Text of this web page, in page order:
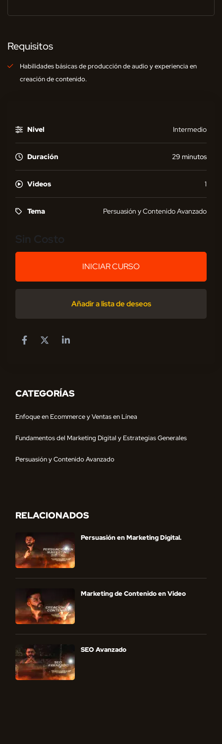
Requisitos
Habilidades básicas de producción de audio y experiencia en
creación de contenido.
Nivel Intermedio
Duración 29 minutos
Videos 1
Tema Persuasión y Contenido Avanzado
Sin Costo
INICIAR CURSO
Añadir a lista de deseos
CATEGORÍAS
Enfoque en Ecommerce y Ventas en Línea
Fundamentos del Marketing Digital y Estrategias Generales
Persuasión y Contenido Avanzado
RELACIONADOS
Persuasión en Marketing Digital.
Marketing de Contenido en Video
SEO Avanzado